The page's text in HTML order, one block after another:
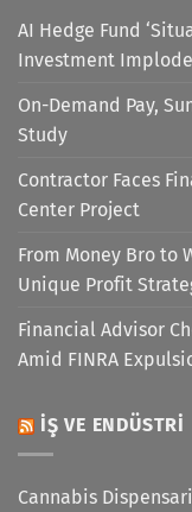
AI Hedge Fund
Investment
On-Demand Pay,
Study
Contractor Faces
Center Project
From Money Bro to
Unique Profit
Financial Advisor
Amid FINRA
İŞ VE ENDÜSTRI
Cannabis